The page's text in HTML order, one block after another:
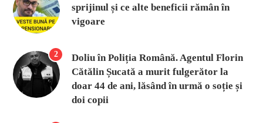
sprijinul și ce alte beneficii rămân în
vigoare
2
Doliu în Poliția Română. Agentul Florin
Cătălin Șucată a murit fulgerător la
doar 44 de ani, lăsând în urmă o soție și
doi copii